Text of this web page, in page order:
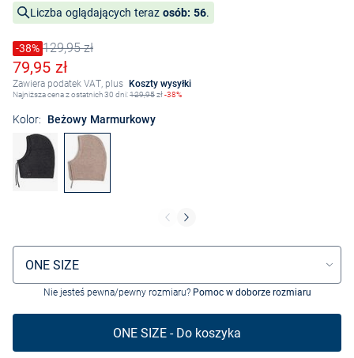
Liczba oglądających teraz osób: 56.
Cena obniżona o
-38%
Stara cena129,95 zł
Obniżona cena
79,95 zł
Zawiera podatek VAT, plus Koszty wysyłki
Najniższa cena z ostatnich 30 dni:129,95zł-38%
Kolor: Beżowy Marmurkowy
Wybór rozmiaru
ONE SIZE
Nie jesteś pewna/pewny rozmiaru? Pomoc w doborze rozmiaru
ONE SIZE - Do koszyka